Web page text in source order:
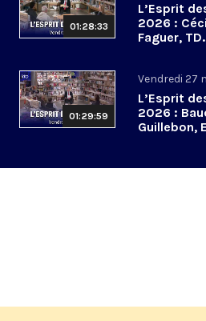
01:28:33
L’Esprit
2026 :
Faguer,
01:29:59
Vendredi 27
L’Esprit
2026 :
Guillebon,